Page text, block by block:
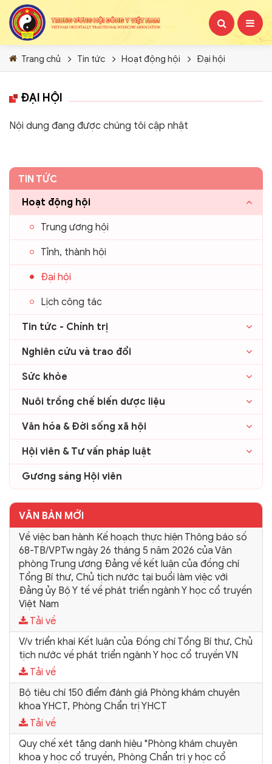
Trang chủ Tin tức Hoạt động hội Đại hội
ĐẠI HỘI
Nội dung đang được chúng tôi cập nhật
TIN TỨC
Hoạt động hội
Trung ương hội
Tỉnh, thành hội
Đại hội
Lịch công tác
Tin tức - Chính trị
Nghiên cứu và trao đổi
Sức khỏe
Nuôi trồng chế biến dược liệu
Văn hóa & Đời sống xã hội
Hội viên & Tư vấn pháp luật
Gương sáng Hội viên
VĂN BẢN MỚI
Về việc ban hành Kế hoạch thực hiện Thông báo số
68-TB/VPTw ngày 26 tháng 5 năm 2026 của Văn
phòng Trung ương Đảng về kết luận của đồng chí
Tổng Bí thư, Chủ tịch nước tại buổi làm việc với
Đảng ủy Bộ Y tế về phát triển ngành Y học cổ truyền
Việt Nam
Tải về
V/v triển khai Kết luận của Đồng chí Tổng Bí thư, Chủ
tịch nước về phát triển ngành Y học cổ truyền VN
Tải về
Bộ tiêu chí 150 điểm đánh giá Phòng khám chuyên
khoa YHCT, Phòng Chẩn trị YHCT
Tải về
Quy chế xét tặng danh hiệu "Phòng khám chuyên
khoa y học cổ truyền, Phòng Chẩn trị y học cổ